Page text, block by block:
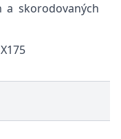
a skorodovaných